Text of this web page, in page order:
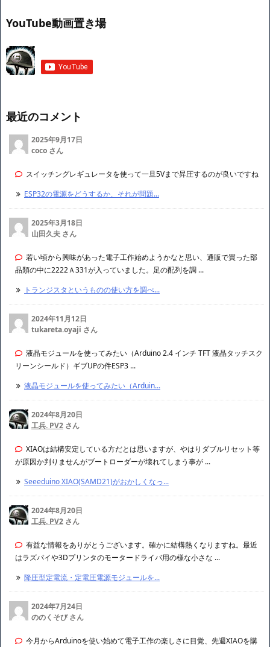
YouTube動画置き場
最近のコメント
2025年9月17日
coco さん
スイッチングレギュレータを使って一旦5Vまで昇圧するのが良いですね
ESP32の電源をどうするか、それが問題...
2025年3月18日
山田久夫 さん
若い頃から興味があった電子工作始めようかなと思い、通販で買った部
品類の中に2222Ａ331が入っていました。足の配列を調 ...
トランジスタというものの使い方を調べ...
2024年11月12日
tukareta.oyaji さん
液晶モジュールを使ってみたい（Arduino 2.4 インチ TFT 液晶タッチスク
リーンシールド）ギブUPの件ESP3 ...
液晶モジュールを使ってみたい（Arduin...
2024年8月20日
工兵. PV2 さん
XIAOは結構安定している方だとは思いますが、やはりダブルリセット等
が原因か判りませんがブートローダーが壊れてしまう事が ...
Seeeduino XIAO(SAMD21)がおかしくなっ...
2024年8月20日
工兵. PV2 さん
有益な情報をありがとうございます。確かに結構熱くなりますね。最近
はラズパイや3Dプリンタのモータードライバ用の様な小さな ...
降圧型定電流・定電圧電源モジュールを...
2024年7月24日
ののくそび さん
今月からArduinoを使い始めて電子工作の楽しさに目覚、先週XIAOを購